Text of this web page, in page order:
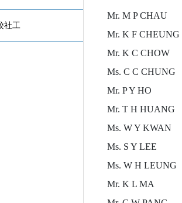
社工
Mr. M P CHAU
Mr. K F CHEUNG
Mr. K C CHOW
Ms. C C CHUNG
Mr. P Y HO
Mr. T H HUANG
Ms. W Y KWAN
Ms. S Y LEE
Ms. W H LEUNG
Mr. K L MA